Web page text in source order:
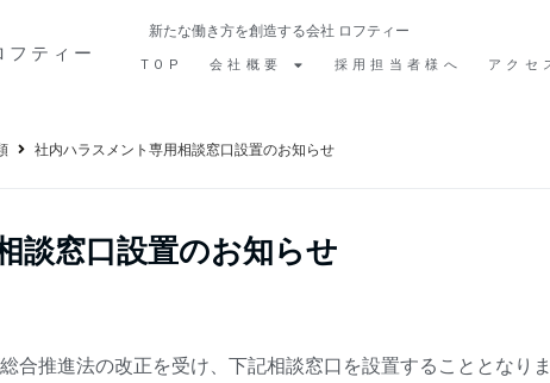
フティー
新たな働き方を創造する会社 ロフティー
TOP 会社概要 採用担当者様へ アクセ
社内ハラスメント専用相談窓口設置のお知らせ
談窓口設置のお知らせ
合推進法の改正を受け、下記相談窓口を設置することとなり